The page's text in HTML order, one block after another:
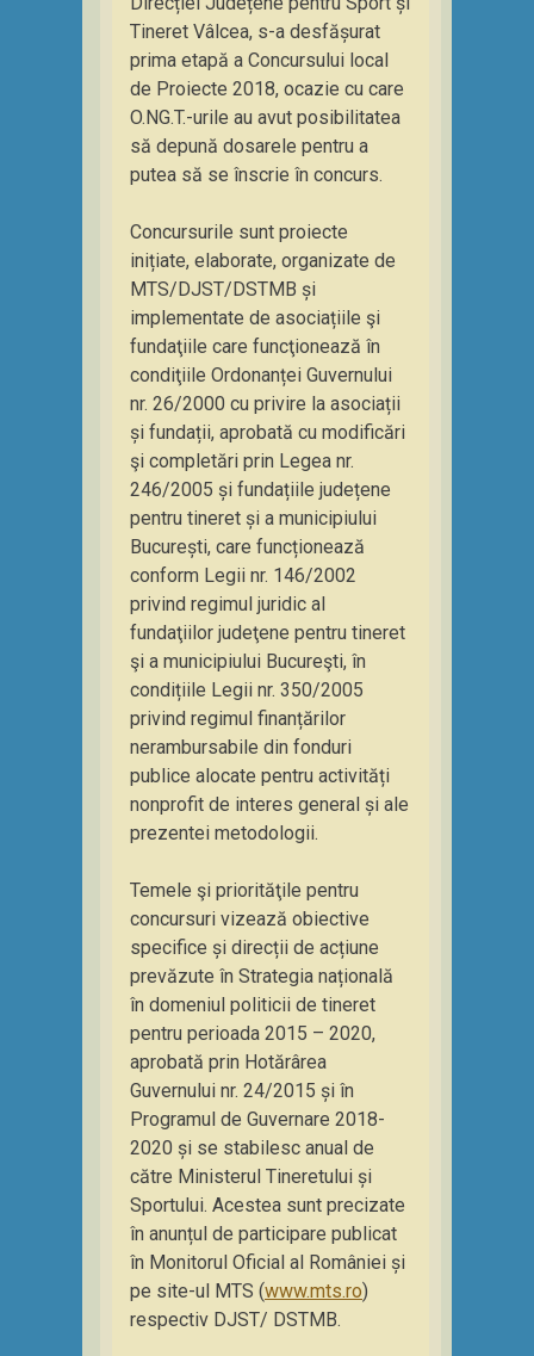
Tineret Vâlcea, s-a desfășurat
prima etapă a Concursului local
de Proiecte 2018, ocazie cu care
O.NG.T.-urile au avut posibilitatea
să depună dosarele pentru a
putea să se înscrie în concurs.
Concursurile sunt proiecte
inițiate, elaborate, organizate de
MTS/DJST/DSTMB și
implementate de asociațiile şi
fundaţiile care funcţionează în
condiţiile Ordonanței Guvernului
nr. 26/2000 cu privire la asociații
și fundații, aprobată cu modificări
şi completări prin Legea nr.
246/2005 și fundațiile județene
pentru tineret și a municipiului
București, care funcționează
conform Legii nr. 146/2002
privind regimul juridic al
fundaţiilor judeţene pentru tineret
şi a municipiului Bucureşti, în
condițiile Legii nr. 350/2005
privind regimul finanțărilor
nerambursabile din fonduri
publice alocate pentru activități
nonprofit de interes general și ale
prezentei metodologii.
Temele şi priorităţile pentru
concursuri vizează obiective
specifice și direcții de acțiune
prevăzute în Strategia națională
în domeniul politicii de tineret
pentru perioada 2015 – 2020,
aprobată prin Hotărârea
Guvernului nr. 24/2015 și în
Programul de Guvernare 2018-
2020 și se stabilesc anual de
către Ministerul Tineretului și
Sportului. Acestea sunt precizate
în anunțul de participare publicat
în Monitorul Oficial al României și
pe site-ul MTS (www.mts.ro)
respectiv DJST/ DSTMB.